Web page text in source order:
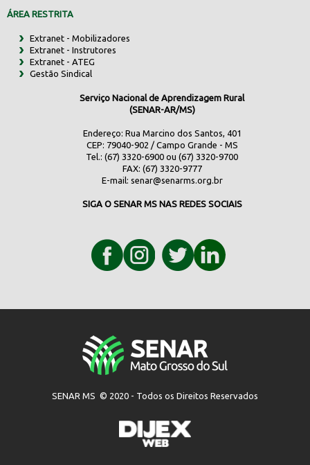
ÁREA RESTRITA
Extranet - Mobilizadores
Extranet - Instrutores
Extranet - ATEG
Gestão Sindical
Serviço Nacional de Aprendizagem Rural
(SENAR-AR/MS)
Endereço: Rua Marcino dos Santos, 401
CEP: 79040-902 / Campo Grande - MS
Tel.: (67) 3320-6900 ou (67) 3320-9700
FAX: (67) 3320-9777
E-mail: senar@senarms.org.br
SIGA O SENAR MS NAS REDES SOCIAIS
SENAR MS © 2020 - Todos os Direitos Reservados